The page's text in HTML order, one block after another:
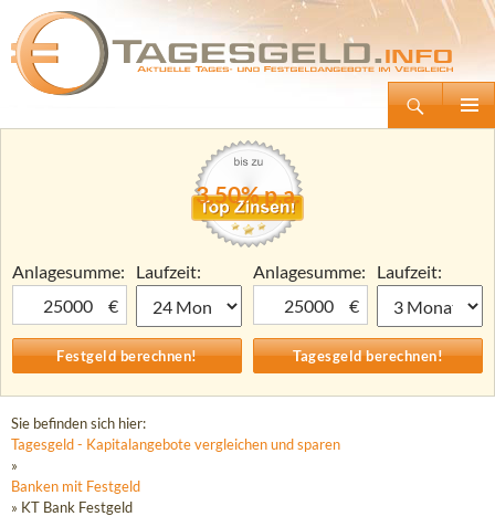
Tagesgeld.info – Tagesgeldkonten vergleichen und Tagesgeld-Zinsen berechnen
Zum
3,50% p.a.
Anlagesumme:
€
Laufzeit:
Anlagesumme:
€
Laufzeit:
Sie befinden sich hier:
Tagesgeld - Kapitalangebote vergleichen und sparen
»
Banken mit Festgeld
» KT Bank Festgeld